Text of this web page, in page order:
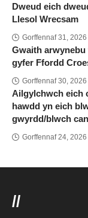
Dweud eich
Llesol Wrecsam
Gorffennaf 31, 2026
Gwaith arwynebu
gyfer Ffordd
Gorffennaf 30, 2026
Ailgylchwch eich
hawdd yn eich
gwyrdd/blwch
Gorffennaf 24, 2026
//